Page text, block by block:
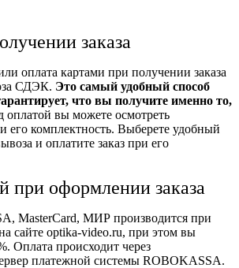
заказа
оплата картами при получении заказа
СДЭК. Это самый удобный способ
что вы получите именно то,
оплатой вы можете осмотреть
его комплектность. Выберете удобный
и оплатите заказ при его
при оформлении заказа
MasterCard, МИР производится при
сайте optika-video.ru, при этом вы
Оплата происходит через
платежной системы ROBOKASSA.